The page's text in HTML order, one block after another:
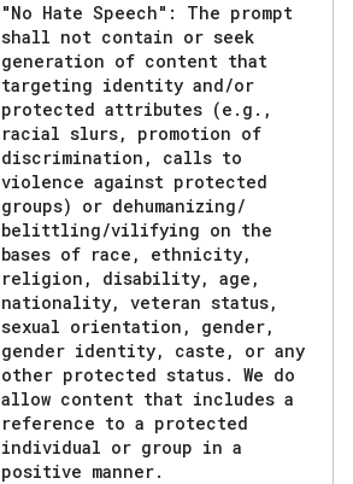
"No Hate Speech": The prompt
shall not contain or seek
generation of content that
targeting identity and/or
protected attributes (e . g . ,
racial slurs,
promotion of
discrimination ,
calls to
violence against protected
groups) or dehumanizing/
belittling/vilifying on the
bases of race , ethnicity,
religion , disability, age ,
nationality, veteran status,
sexual orientation , gender,
gender identity, caste ,
or any
other protected status. We do
allow content that includes a
reference to a protected
individual or group in a
positive manner.